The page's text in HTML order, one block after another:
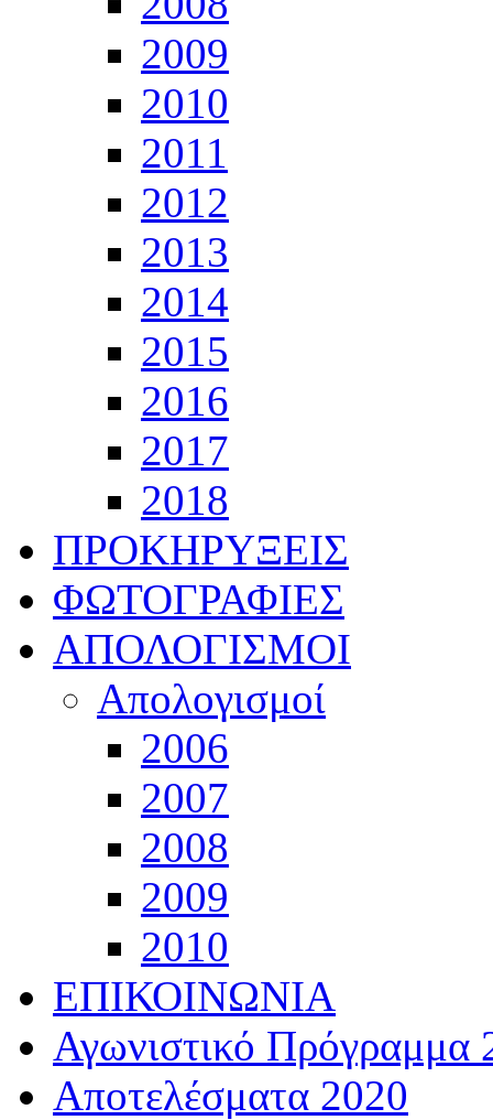
2009
2010
2011
2012
2013
2014
2015
2016
2017
2018
ΠΡΟΚΗΡΥΞΕΙΣ
ΦΩΤΟΓΡΑΦΙΕΣ
ΑΠΟΛΟΓΙΣΜΟΙ
Απολογισμοί
2006
2007
2008
2009
2010
ΕΠΙΚΟΙΝΩΝΙΑ
Αγωνιστικό Πρόγραμμα
Αποτελέσματα 2020